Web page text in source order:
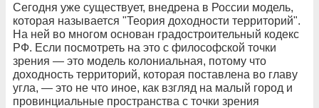
Сегодня уже существует, внедрена в России модель,
которая называется "Теория доходности территорий".
На ней во многом основан градостроительный кодекс
РФ. Если посмотреть на это с философской точки
зрения — это модель колониальная, потому что
доходность территорий, которая поставлена во главу
угла, — это не что иное, как взгляд на малый город и
провинциальные пространства с точки зрения